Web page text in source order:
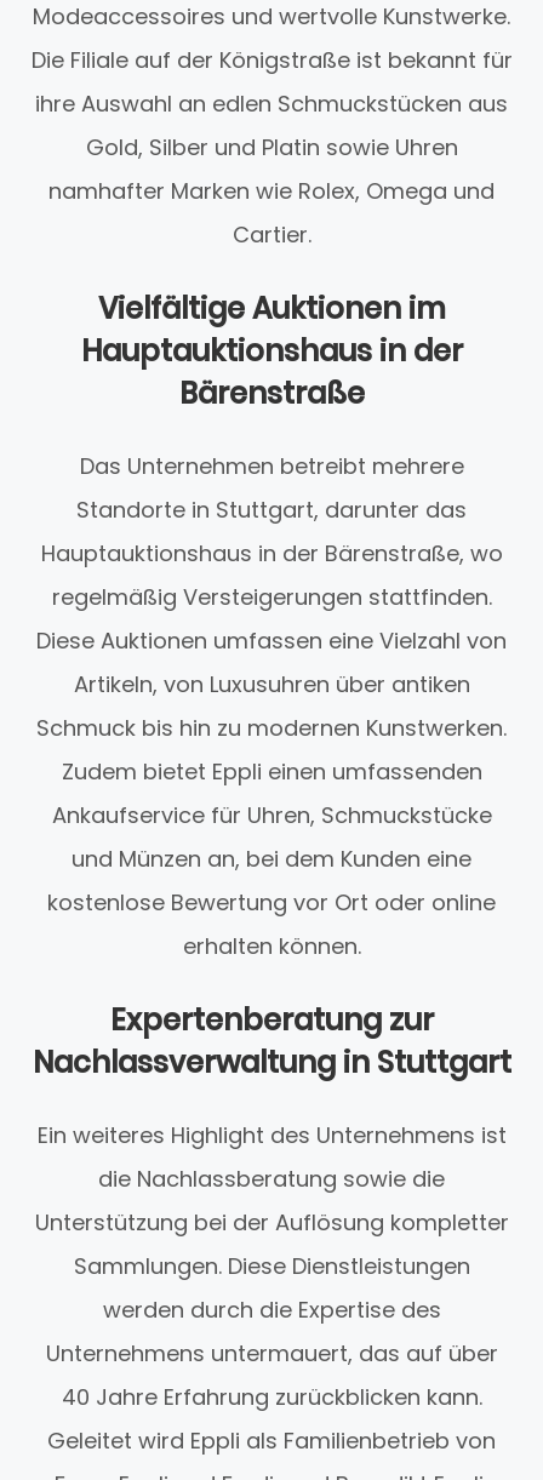
Modeaccessoires und wertvolle Kunstwerke.
Die Filiale auf der Königstraße ist bekannt für
ihre Auswahl an edlen Schmuckstücken aus
Gold, Silber und Platin sowie Uhren
namhafter Marken wie Rolex, Omega und
Cartier.
Vielfältige Auktionen im
Hauptauktionshaus in der
Bärenstraße
Das Unternehmen betreibt mehrere
Standorte in Stuttgart, darunter das
Hauptauktionshaus in der Bärenstraße, wo
regelmäßig Versteigerungen stattfinden.
Diese Auktionen umfassen eine Vielzahl von
Artikeln, von Luxusuhren über antiken
Schmuck bis hin zu modernen Kunstwerken.
Zudem bietet Eppli einen umfassenden
Ankaufservice für Uhren, Schmuckstücke
und Münzen an, bei dem Kunden eine
kostenlose Bewertung vor Ort oder online
erhalten können.
Expertenberatung zur
Nachlassverwaltung in Stuttgart
Ein weiteres Highlight des Unternehmens ist
die Nachlassberatung sowie die
Unterstützung bei der Auflösung kompletter
Sammlungen. Diese Dienstleistungen
werden durch die Expertise des
Unternehmens untermauert, das auf über
40 Jahre Erfahrung zurückblicken kann.
Geleitet wird Eppli als Familienbetrieb von